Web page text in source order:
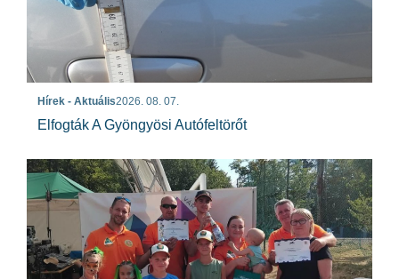
Hírek - Aktuális2026. 08. 07.
Elfogták A Gyöngyösi Autófeltörőt